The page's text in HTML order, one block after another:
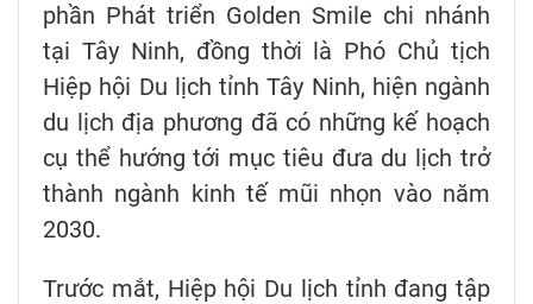
phần Phát triển Golden Smile chi nhánh
tại Tây Ninh, đồng thời là Phó Chủ tịch
Hiệp hội Du lịch tỉnh Tây Ninh, hiện ngành
du lịch địa phương đã có những kế hoạch
cụ thể hướng tới mục tiêu đưa du lịch trở
thành ngành kinh tế mũi nhọn vào năm
2030.
Trước mắt, Hiệp hội Du lịch tỉnh đang tập